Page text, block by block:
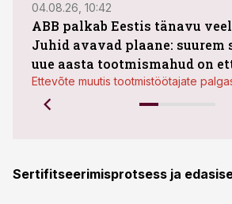
04.08.26, 10:42
ABB palkab Eestis tänavu
Juhid avavad plaane: suurem
uue aasta tootmismahud on
Ettevõte muutis tootmistöötajate
Sertifitseerimisprotsess ja